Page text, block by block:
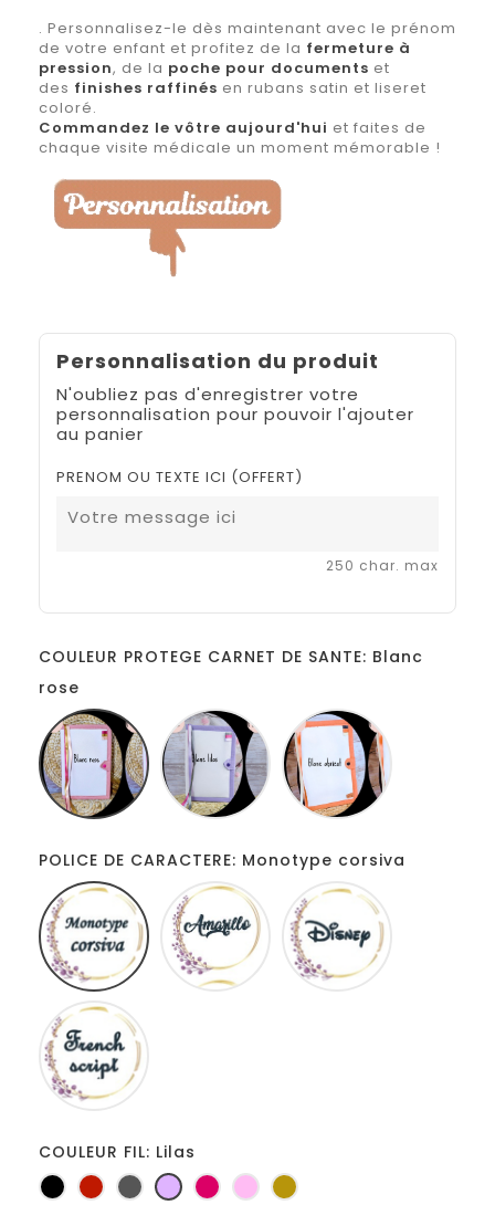
. Personnalisez-le dès maintenant avec le prénom
de votre enfant et profitez de la fermeture à
pression, de la poche pour documents et
des finishes raffinés en rubans satin et liseret
coloré.
Commandez le vôtre aujourd'hui et faites de
chaque visite médicale un moment mémorable !
Personnalisation du produit
N'oubliez pas d'enregistrer votre
personnalisation pour pouvoir l'ajouter
au panier
PRENOM OU TEXTE ICI (OFFERT)
250 char. max
COULEUR PROTEGE CARNET DE SANTE: Blanc
rose
Blanc
rose
Blanc
lilas
POLICE DE CARACTERE: Monotype corsiva
Monotype
corsiva
Amarillo
COULEUR FIL: Lilas
Noir RougeGris LilasFuchsia
RoseOr